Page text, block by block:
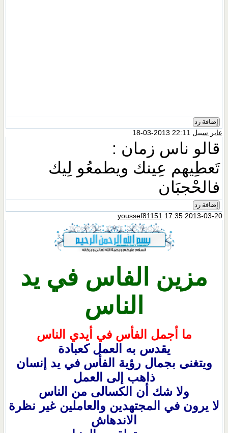
إضافة رد
عابر سبيل
قالو ناس زمان :
تَعطِيهم عِينك ويطمعُو لِيك
فالحْجبَان
إضافة رد
youssef81151 17:35 2013-03-20
مزين الفاس في يد
الناس
ما أجمل الفأس في أيدي الناس
يقدس به العمل كعبادة
ويتغنى بجمال رؤية الفأس في يد إنسان
ذاهب إلى العمل
ولا شك أن الكسالى من الناس
لا يرون في المجتهدين والعاملين غير نظرة
الاندهاش